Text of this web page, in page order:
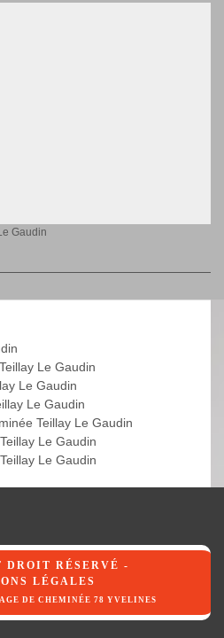
Gaudin
Le Gaudin
Le Gaudin
Le Gaudin
Teillay Le Gaudin
Le Gaudin
Le Gaudin
DROIT RÉSERVÉ -
LÉGALES
DE CHEMINÉE 78 YVELINES